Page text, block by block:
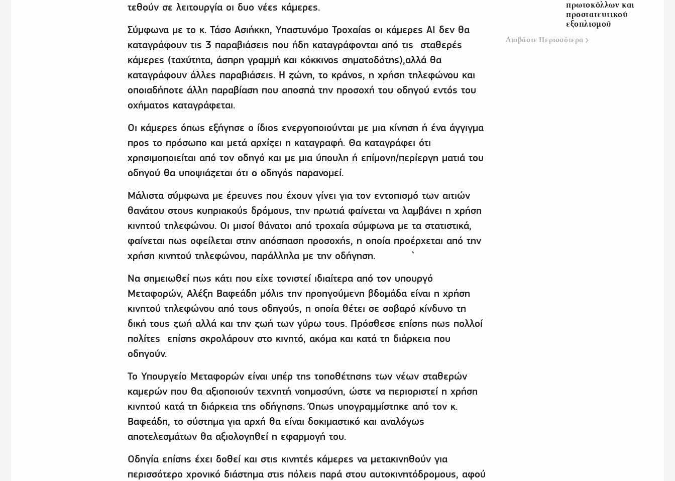
τεθούν σε λειτουργία οι δυο νέες κάμερες.
Σύμφωνα με το κ. Τάσο Ασιήκκη, Υπαστυνόμο Τροχαίας οι κάμερες ΑΙ δεν θα
καταγράφουν τις 3 παραβιάσεις που ήδη καταγράφονται από τις σταθερές
κάμερες (ταχύτητα, άσπρη γραμμή και κόκκινος σηματοδότης),αλλά θα
καταγράφουν άλλες παραβιάσεις. Η ζώνη, το κράνος, η χρήση τηλεφώνου και
οποιαδήποτε άλλη παραβίαση που αποσπά την προσοχή του οδηγού εντός του
οχήματος καταγράφεται.
Οι κάμερες όπως εξήγησε ο ίδιος ενεργοποιούνται με μια κίνηση ή ένα άγγιγμα
προς το πρόσωπο και μετά αρχίζει η καταγραφή. Θα καταγράφει ότι
χρησιμοποιείται από τον οδηγό και με μια ύπουλη ή επίμονη/περίεργη ματιά του
οδηγού θα υποψιάζεται ότι ο οδηγός παρανομεί.
Μάλιστα σύμφωνα με έρευνες που έχουν γίνει για τον εντοπισμό των αιτιών
θανάτου στους κυπριακούς δρόμους, την πρωτιά φαίνεται να λαμβάνει η χρήση
κινητού τηλεφώνου. Οι μισοί θάνατοι από τροχαία σύμφωνα με τα στατιστικά,
φαίνεται πως οφείλεται στην απόσπαση προσοχής, η οποία προέρχεται από την
χρήση κινητού τηλεφώνου, παράλληλα με την οδήγηση. `
Να σημειωθεί πως κάτι που είχε τονιστεί ιδιαίτερα από τον υπουργό
Μεταφορών, Αλέξη Βαφεάδη μόλις την προηγούμενη βδομάδα είναι η χρήση
κινητού τηλεφώνου από τους οδηγούς, η οποία θέτει σε σοβαρό κίνδυνο τη
δική τους ζωή αλλά και την ζωή των γύρω τους. Πρόσθεσε επίσης πως πολλοί
πολίτες επίσης σκρολάρουν στο κινητό, ακόμα και κατά τη διάρκεια που
οδηγούν.
Το Υπουργείο Μεταφορών είναι υπέρ της τοποθέτησης των νέων σταθερών
καμερών που θα αξιοποιούν τεχνητή νοημοσύνη, ώστε να περιοριστεί η χρήση
κινητού κατά τη διάρκεια της οδήγησης. Όπως υπογραμμίστηκε από τον κ.
Βαφεάδη, το σύστημα για αρχή θα είναι δοκιμαστικό και αναλόγως
αποτελεσμάτων θα αξιολογηθεί η εφαρμογή του.
Οδηγία επίσης έχει δοθεί και στις κινητές κάμερες να μετακινηθούν για
περισσότερο χρονικό διάστημα στις πόλεις παρά στου αυτοκινητόδρομους, αφού
πρωτοκόλλων και
προστατευτικού
εξοπλισμού
Διαβάστε Περισσότερα